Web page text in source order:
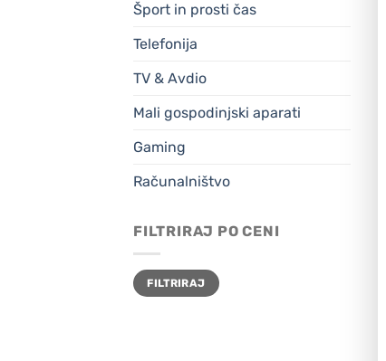
Šport in prosti čas
Telefonija
TV & Avdio
Mali gospodinjski aparati
Gaming
Računalništvo
FILTRIRAJ PO CENI
Min
cena
Max
cenaFILTRIRAJ